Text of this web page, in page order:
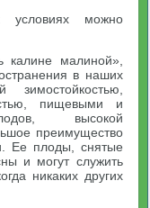
можно
калине малиной»,
в наших
пищевыми и
высокой
преимущество
Ее плоды, снятые
и могут служить
никаких других